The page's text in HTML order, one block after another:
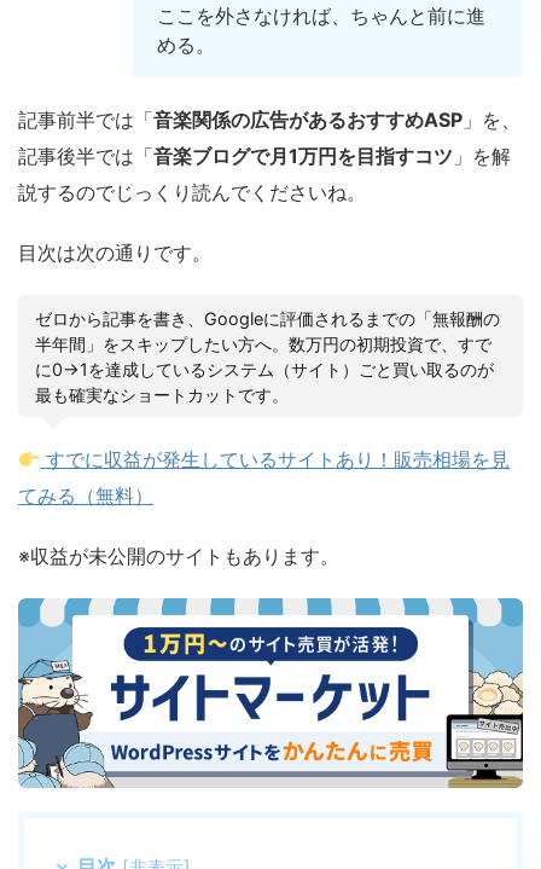
ここを外さなければ、ちゃんと前に進
める。
記事前半では「音楽関係の広告があるおすすめASP 」を、
記事後半では「音楽ブログで月1万円を目指すコツ 」を解
説するのでじっくり読んでくださいね。
目次は次の通りです。
ゼロから記事を書き、Googleに評価されるまでの「無報酬の
半年間」をスキップしたい方へ。数万円の初期投資で、すで
に0→1を達成しているシステム（サイト）ごと買い取るのが
最も確実なショートカットです。
すでに収益が発生しているサイトあり！販売相場を見
てみる（無料）
※収益が未公開のサイトもあります。